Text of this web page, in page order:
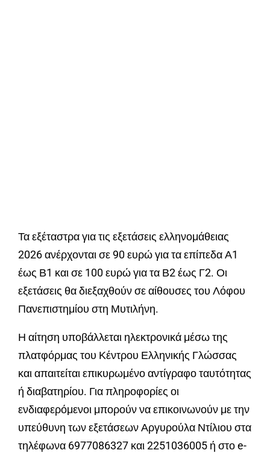
Τα εξέταστρα για τις εξετάσεις ελληνομάθειας
2026 ανέρχονται σε 90 ευρώ για τα επίπεδα Α1
έως Β1 και σε 100 ευρώ για τα Β2 έως Γ2. Οι
εξετάσεις θα διεξαχθούν σε αίθουσες του Λόφου
Πανεπιστημίου στη Μυτιλήνη.
Η αίτηση υποβάλλεται ηλεκτρονικά μέσω της
πλατφόρμας του Κέντρου Ελληνικής Γλώσσας
και απαιτείται επικυρωμένο αντίγραφο ταυτότητας
ή διαβατηρίου. Για πληροφορίες οι
ενδιαφερόμενοι μπορούν να επικοινωνούν με την
υπεύθυνη των εξετάσεων Αργυρούλα Ντίλιου στα
τηλέφωνα 6977086327 και 2251036005 ή στο e-